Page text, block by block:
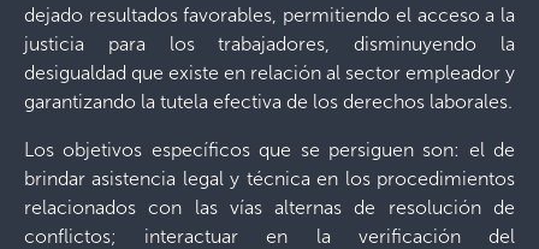
dejado resultados favorables, permitiendo el acceso a la
justicia para los trabajadores, disminuyendo la
desigualdad que existe en relación al sector empleador y
garantizando la tutela efectiva de los derechos laborales.
Los objetivos específicos que se persiguen son: el de
brindar asistencia legal y técnica en los procedimientos
relacionados con las vías alternas de resolución de
conflictos; interactuar en la verificación del